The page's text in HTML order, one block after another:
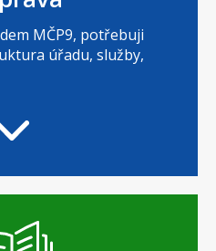
MČP9, potřebuji
úřadu, služby,